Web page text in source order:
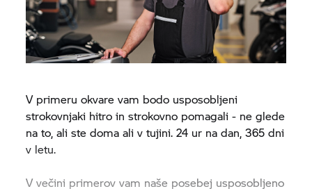
V primeru okvare vam bodo usposobljeni
strokovnjaki hitro in strokovno pomagali - ne glede
na to, ali ste doma ali v tujini. 24 ur na dan, 365 dni
v letu.
V večini primerov vam naše posebej usposobljeno